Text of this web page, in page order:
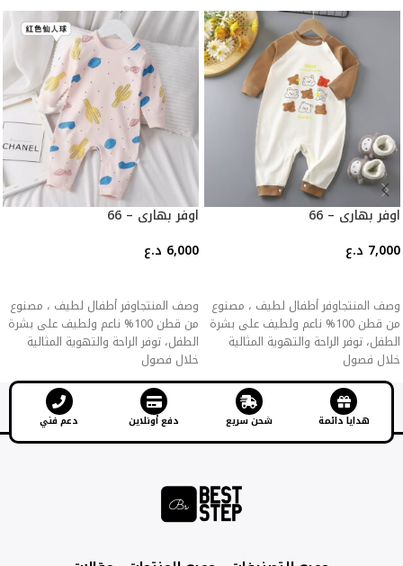
اوفر بهاري – 66
7,000 د.ع
وصف المنتجاوفر أطفال لطيف ، مصنوع
من قطن 100% ناعم ولطيف على بشرة
الطفل، توفر الراحة والتهوية المثالية
خلال فصول
اوفر بهاري – 66
6,000 د.ع
وصف المنتجاوفر أطفال لطيف ، مصنوع
من قطن 100% ناعم ولطيف على بشرة
الطفل، توفر الراحة والتهوية المثالية
خلال فصول
هدايا دائمة شحن سريع دفع أونلاين دعم فني